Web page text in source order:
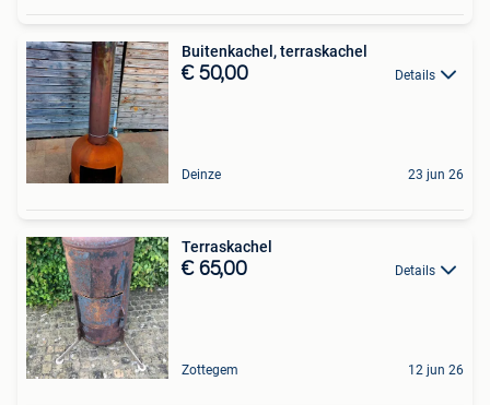
Buitenkachel, terraskachel
€ 50,00 Details
Deinze 23 jun 26
Terraskachel
€ 65,00 Details
Zottegem 12 jun 26